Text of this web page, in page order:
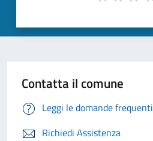
Contatta il comune
Leggi le domande frequenti
Richiedi Assistenza